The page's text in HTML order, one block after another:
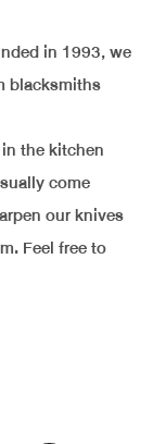
in 1993, we
blacksmiths
the kitchen
come
our knives
Feel free to